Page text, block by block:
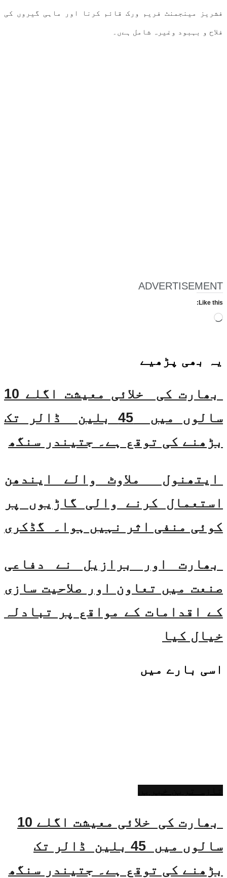
فشریز مینجمنٹ فریم ورک قائم کرنا اور ماہی گیروں کی
فلاح و بہبود وغیرہ شامل ہےں۔
ADVERTISEMENT
Like this:
Loading…
یہ بھی پڑھیے
بھارت کی خلائی معیشت اگلے 10
سالوں میں 45 بلین ڈالر تک
بڑھنے کی توقع ہے۔ جتیندر سنگھ
ایتھنول ملاوٹ والے ایندھن
استعمال کرنے والی گاڑیوں پر
کوئی منفی اثر نہیں ہوا۔ گڈکری
بھارت اور برازیل نے دفاعی
صنعت میں تعاون اور صلاحیت سازی
کے اقدامات کے مواقع پر تبادلہ
خیال کیا
اسی بارے میں
بھارت کی خلائی معیشت اگلے 10
سالوں میں 45 بلین ڈالر تک
بڑھنے کی توقع ہے۔ جتیندر سنگھ